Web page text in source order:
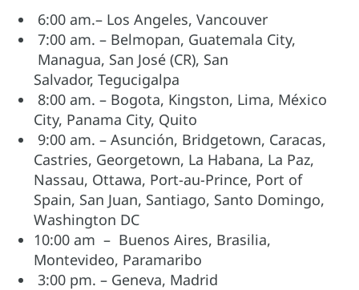
6:00 am.– Los Angeles, Vancouver
7:00 am. – Belmopan, Guatemala City,
Managua, San José (CR), San
Salvador, Tegucigalpa
8:00 am. – Bogota, Kingston, Lima, México
City, Panama City, Quito
9:00 am. – Asunción, Bridgetown, Caracas,
Castries, Georgetown, La Habana, La Paz,
Nassau, Ottawa, Port-au-Prince, Port of
Spain, San Juan, Santiago, Santo Domingo,
Washington DC
10:00 am – Buenos Aires, Brasilia,
Montevideo, Paramaribo
3:00 pm. – Geneva, Madrid